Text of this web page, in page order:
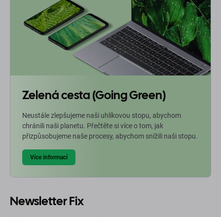
Zelená cesta (Going Green)
Neustále zlepšujeme naši uhlíkovou stopu, abychom
chránili naši planetu. Přečtěte si více o tom, jak
přizpůsobujeme naše procesy, abychom snížili naši stopu.
Více informací
Newsletter Fix